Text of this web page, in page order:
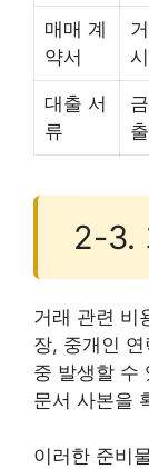
매매 계
약서
시
대출 서
류
2-3.
거래 관련 비
장, 중개인
중 발생할 수
문서 사본을
이러한 준비